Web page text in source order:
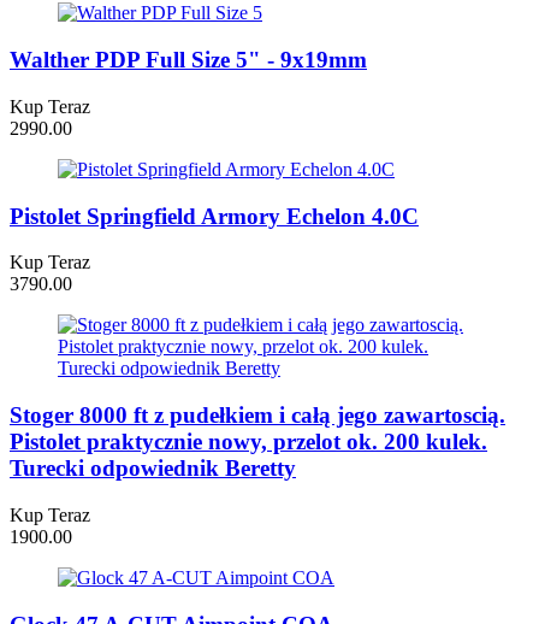
Walther PDP Full Size 5" - 9x19mm
Kup Teraz
2990.00
Pistolet Springfield Armory Echelon 4.0C
Kup Teraz
3790.00
Stoger 8000 ft z pudełkiem i całą jego zawartoscią.
Pistolet praktycznie nowy, przelot ok. 200 kulek.
Turecki odpowiednik Beretty
Kup Teraz
1900.00